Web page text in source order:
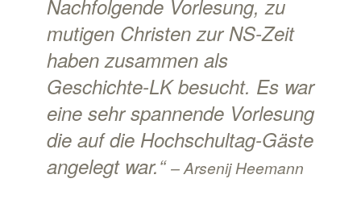
Nachfolgende Vorlesung, zu
mutigen Christen zur NS-Zeit
haben zusammen als
Geschichte-LK besucht. Es war
eine sehr spannende Vorlesung
die auf die Hochschultag-Gäste
angelegt war.“– Arsenij Heemann